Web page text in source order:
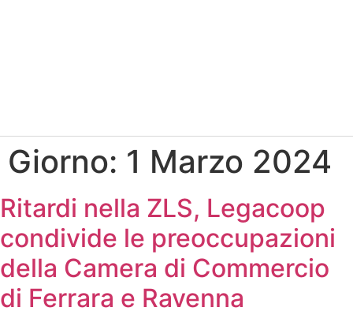
Giorno: 1 Marzo 2024
Ritardi nella ZLS, Legacoop
condivide le preoccupazioni
della Camera di Commercio
di Ferrara e Ravenna